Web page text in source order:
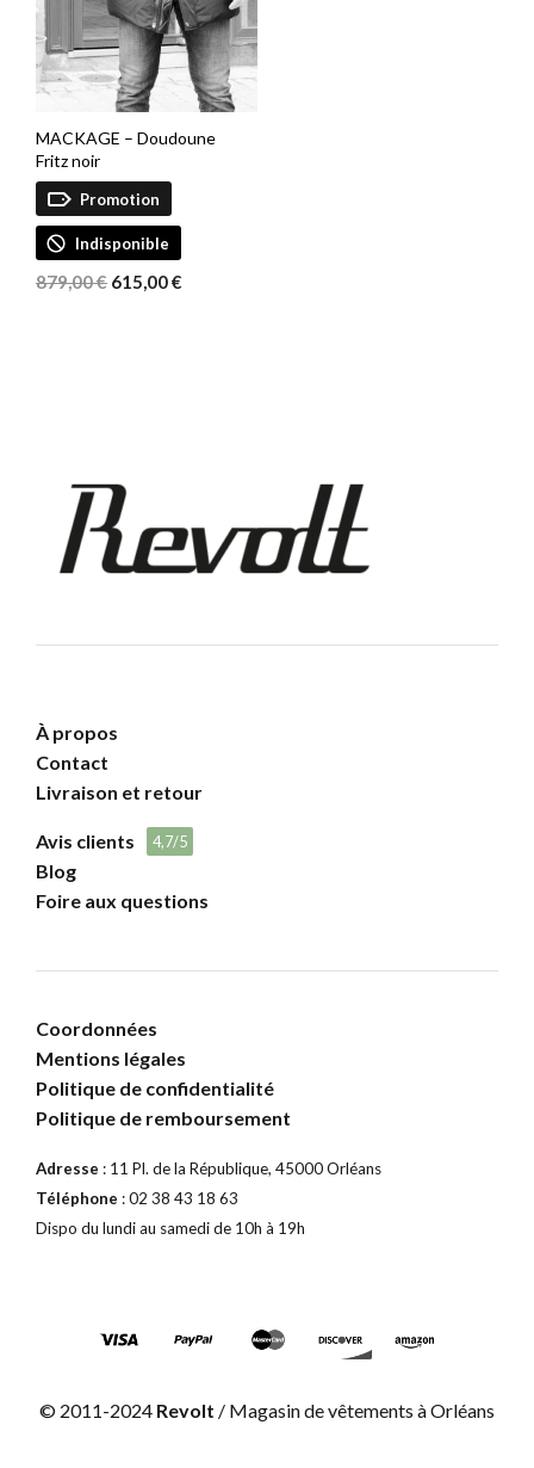
MACKAGE – Doudoune
Fritz noir
Promotion
Indisponible
879,00€ Le
615,00€
À propos
Contact
Livraison et retour
Avis clients 4,7/5
Blog
Foire aux questions
Coordonnées
Mentions légales
Politique de confidentialité
Politique de remboursement
Adresse : 11 Pl. de la République, 45000 Orléans
Téléphone : 02 38 43 18 63
Dispo du lundi au samedi de 10h à 19h
© 2011-2024 Revolt / Magasin de vêtements à Orléans